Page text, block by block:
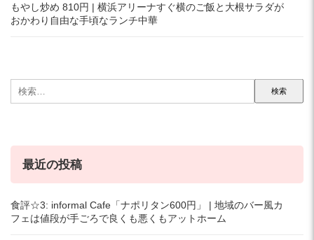
もやし炒め 810円 | 横浜アリーナすぐ横のご飯と大根サラダが
おかわり自由な手頃なランチ中華
索:
最近の投稿
食評☆3: informal Cafe「ナポリタン600円」 | 地域のバー風カ
フェは値段が手ごろで良くも悪くもアットホーム